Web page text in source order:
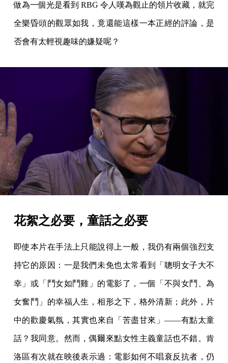
做為一個光是看到 RBG 令人嘆為觀止的領片收藏，就完
全樂昏頭的觀眾如我，竟還能這樣一本正經的評論，是
否會有太輕視趣味的嫌疑呢？
花絮之必要，童話之必要
即使本片在手法上只能說得上一般，我仍有兩個強烈支
持它的原因：一是我們未免也太常看到「聰明女子大不
幸」或「鬥女如鬥雞」的電影了，一個「不與女鬥、為
女奮鬥」的幸福人生，相形之下，格外清新；此外，片
中的歡慶氣氛，其實也來自「苦盡甘來」——有點太童
話？我同意。然而，偶爾來點女性主義童話也不錯。肯
洛區有次就在映後表示過：電影如何不唱衰反抗者，仍